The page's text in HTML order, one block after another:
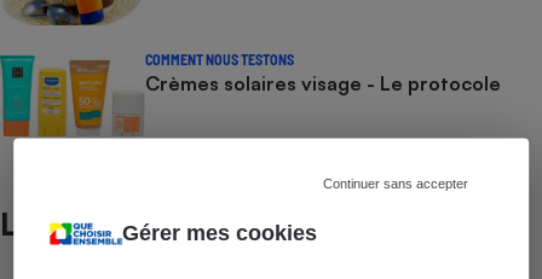
Gérer mes cookies
Continuer sans accepter
COMMENT NOUS TESTONS
Crèmes solaires visage - Le protocole
Lire aussi